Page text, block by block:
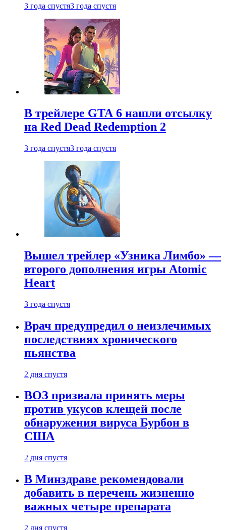
3 года спустя3 года спустя
В трейлере GTA 6 нашли отсылку
на Red Dead Redemption 2
3 года спустя3 года спустя
Вышел трейлер «Узника Лимбо» —
второго дополнения игры Atomic
Heart
3 года спустя
Врач предупредил о неизлечимых
последствиях хронического
пьянства
2 дня спустя
ВОЗ призвала принять меры
против укусов клещей после
обнаружения вируса Бурбон в
США
2 дня спустя
В Минздраве рекомендовали
добавить в перечень жизненно
важных четыре препарата
2 дня спустя